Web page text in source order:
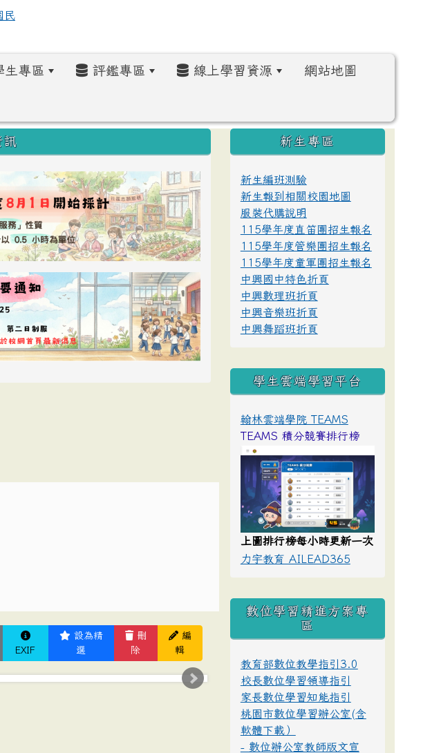
生專區 評鑑專區 線上學習資源 網站地圖
訊
EXIF
設為精
選
刪
除
編
輯
:::
新生專區
新生編班測驗
新生報到相關校園地圖
服裝代購說明
115學年度直笛團招生報名
115學年度管樂團招生報名
115學年度童軍團招生報名
中興國中特色折頁
中興數理班折頁
中興音樂班折頁
中興舞蹈班折頁
學生雲端學習平台
翰林雲端學院 TEAMS
TEAMS 積分競賽排行榜
上圖排行榜每小時更新一次
力宇教育 AILEAD365
數位學習精進方案專
區
教育部數位教學指引3.0
校長數位學習領導指引
家長數位學習知能指引
桃園市數位學習辦公室(含
軟體下載）
- 數位辦公室教師版文宣